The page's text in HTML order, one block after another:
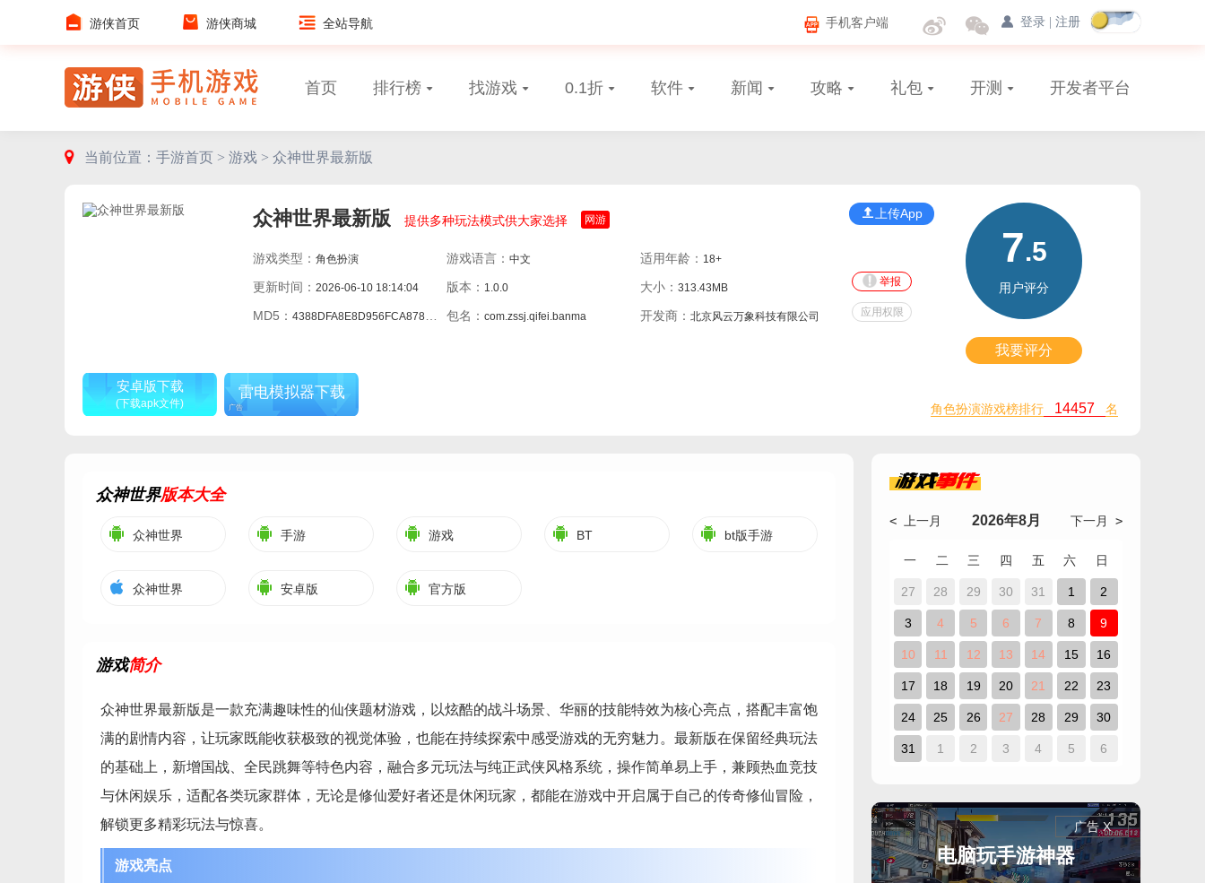
游侠首页 游侠商城 全站导航 登录 注册
手机客户端
首页 排行榜 找游戏 0.1折 软件 新闻 攻略 礼包 开测 开发者平台
当前位置： 手游首页 > 游戏 > 众神世界最新版
众神世界最新版 提供多种玩法模式供大家选择 网游
游戏类型： 角色扮演 游戏语言： 中文 适用年龄： 18+
更新时间： 2026-06-10 18:14:04 版本： 1.0.0 大小： 313.43MB
MD5： 4388DFA8E8D956FCA878AAF439DAAE70 包名： com.zssj.qifei.banma 开发商： 北京风云万象科技有限公司
上传App
举报
应用权限
7.5
用户评分
我要评分
角色扮演游戏榜排行 14457 名
安卓版下载
(下载apk文件)
雷电模拟器下载
广告
众神世界版本大全
众神世界 手游 游戏 BT bt版手游
众神世界 安卓版 官方版
游戏简介
众神世界最新版是一款充满趣味性的仙侠题材游戏，以炫酷的战斗场景、华丽的技能特效为核心亮点，搭配丰富饱
满的剧情内容，让玩家既能收获极致的视觉体验，也能在持续探索中感受游戏的无穷魅力。最新版在保留经典玩法
的基础上，新增国战、全民跳舞等特色内容，融合多元玩法与纯正武侠风格系统，操作简单易上手，兼顾热血竞技
与休闲娱乐，适配各类玩家群体，无论是修仙爱好者还是休闲玩家，都能在游戏中开启属于自己的传奇修仙冒险，
解锁更多精彩玩法与惊喜。
游戏亮点
游戏事件
< 上一月 2026年8月 下一月 >
一 二 三 四 五 六 日
27 28 29 30 31 1 2
3 4 5 6 7 8 9
10 11 12 13 14 15 16
17 18 19 20 21 22 23
24 25 26 27 28 29 30
31 1 2 3 4 5 6
电脑玩手游神器
广告 X